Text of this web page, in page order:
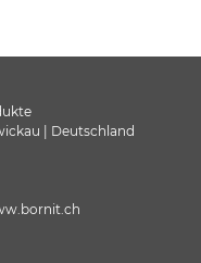
| Deutschland